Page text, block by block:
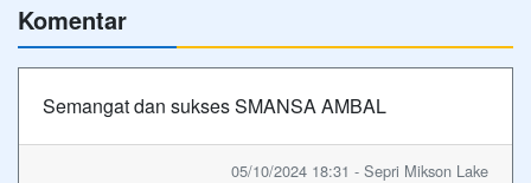
Komentar
Semangat dan sukses SMANSA AMBAL
05/10/2024 18:31 - Sepri Mikson Lake